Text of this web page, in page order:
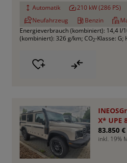
Automatik 210 kW (286 PS)
Neufahrzeug
Benzin
Energieverbrauch (kombiniert): 14,4 l/
(kombiniert): 326 g/km; CO2-Klasse: G;
X* UPE
83.850 €
inkl. 19%